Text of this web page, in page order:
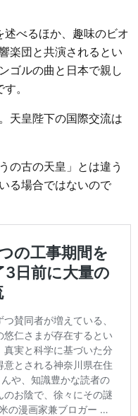
述べるほか、趣味のビオ
楽団と共演されるとい
ゴルの曲と日本で親し
。
天皇陛下の国際交流は
の古の天皇」とは違う
る場合ではないので